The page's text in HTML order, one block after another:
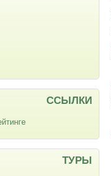
ССЫЛКИ
ТУРЫ